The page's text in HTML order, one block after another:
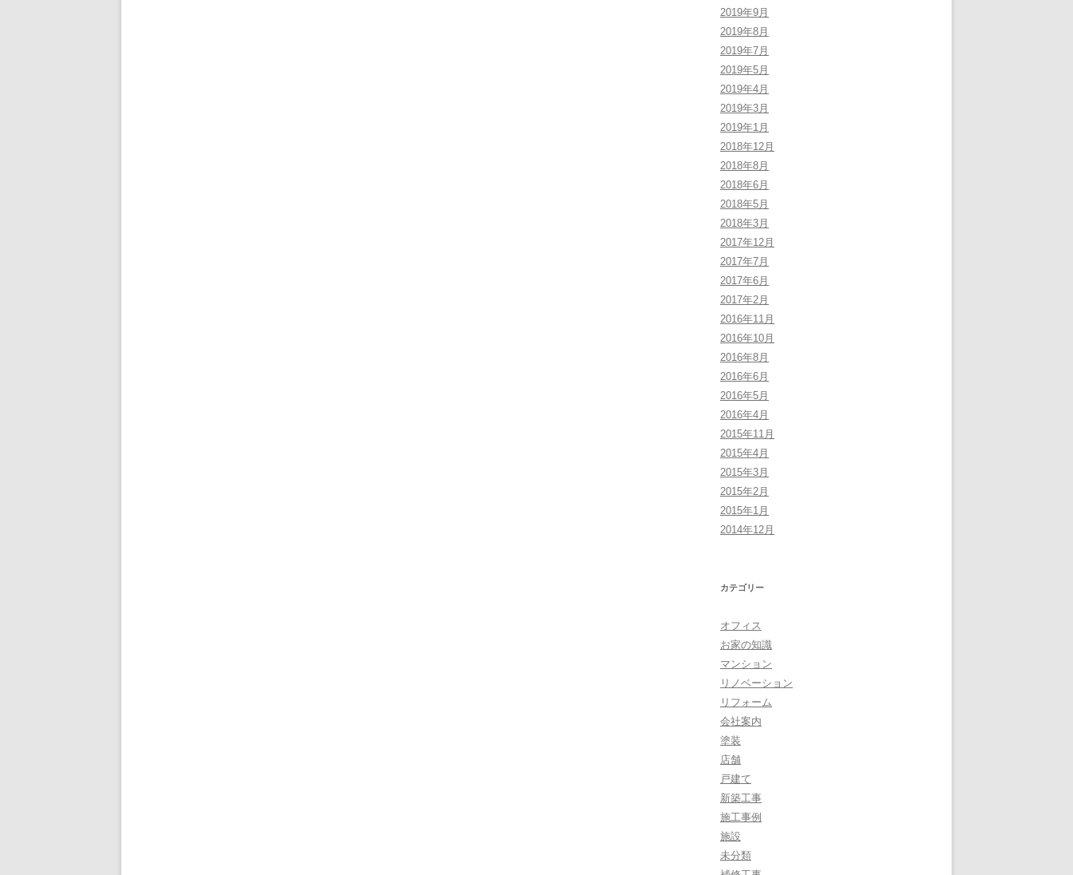
2019年9月
2019年8月
2019年7月
2019年5月
2019年4月
2019年3月
2019年1月
2018年12月
2018年8月
2018年6月
2018年5月
2018年3月
2017年12月
2017年7月
2017年6月
2017年2月
2016年11月
2016年10月
2016年8月
2016年6月
2016年5月
2016年4月
2015年11月
2015年4月
2015年3月
2015年2月
2015年1月
2014年12月
カテゴリー
オフィス
お家の知識
マンション
リノベーション
リフォーム
会社案内
塗装
店舗
戸建て
新築工事
施工事例
施設
未分類